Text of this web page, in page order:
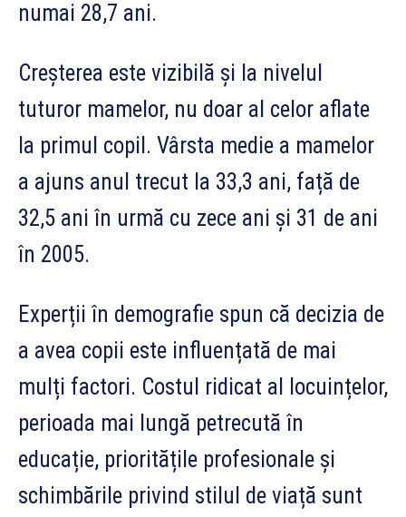
numai 28,7 ani.
Creșterea este vizibilă și la nivelul
tuturor mamelor, nu doar al celor aflate
la primul copil. Vârsta medie a mamelor
a ajuns anul trecut la 33,3 ani, față de
32,5 ani în urmă cu zece ani și 31 de ani
în 2005.
Experții în demografie spun că decizia de
a avea copii este influențată de mai
mulți factori. Costul ridicat al locuințelor,
perioada mai lungă petrecută în
educație, prioritățile profesionale și
schimbările privind stilul de viață sunt